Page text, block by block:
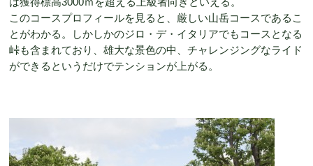
このコースプロフィールを見ると、厳しい山岳コースであるこ
とがわかる。しかしかのジロ・デ・イタリアでもコースとなる
峠も含まれており、雄大な景色の中、チャレンジングなライド
ができるというだけでテンションが上がる。